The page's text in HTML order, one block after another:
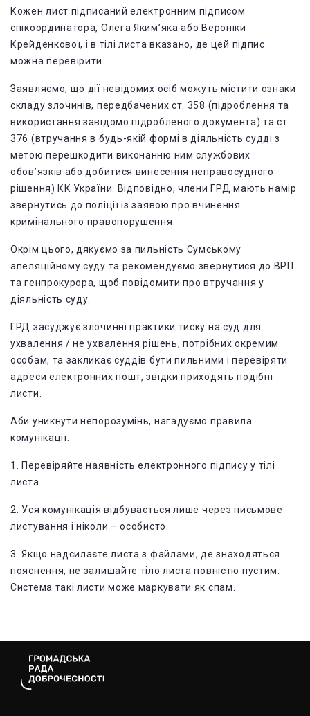
Кожен лист підписаний електронним підписом
спікоординатора, Олега Яким’яка або Вероніки
Крейденкової, і в тілі листа вказано, де цей підпис
можна перевірити.
Заявляємо, що дії невідомих осіб можуть містити ознаки
складу злочинів, передбачених ст. 358 (підроблення та
використання завідомо підробленого документа) та ст.
376 (втручання в будь-якій формі в діяльність судді з
метою перешкодити виконанню ним службових
обов’язків або добитися винесення неправосудного
рішення) КК України. Відповідно, члени ГРД мають намір
звернутись до поліції із заявою про вчинення
кримінального правопорушення.
Окрім цього, дякуємо за пильність Сумському
апеляційному суду та рекомендуємо звернутися до ВРП
та генпрокурора, щоб повідомити про втручання у
діяльність суду.
ГРД засуджує злочинні практики тиску на суд для
ухвалення / не ухвалення рішень, потрібних окремим
особам, та закликає суддів бути пильними і перевіряти
адреси електронних пошт, звідки приходять подібні
листи.
Аби уникнути непорозумінь, нагадуємо правила
комунікації:
1️. Перевіряйте наявність електронного підпису у тілі
листа
2️. Уся комунікація відбувається лише через письмове
листування і ніколи – особисто.
3. Якщо надсилаєте листа з файлами, де знаходяться
пояснення, не залишайте тіло листа повністю пустим.
Система такі листи може маркувати як спам.